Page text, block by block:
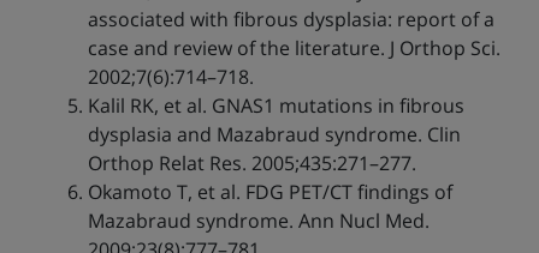
associated with fibrous dysplasia: report of a
case and review of the literature. J Orthop Sci.
2002;7(6):714–718.
Kalil RK, et al. GNAS1 mutations in fibrous
dysplasia and Mazabraud syndrome. Clin
Orthop Relat Res. 2005;435:271–277.
Okamoto T, et al. FDG PET/CT findings of
Mazabraud syndrome. Ann Nucl Med.